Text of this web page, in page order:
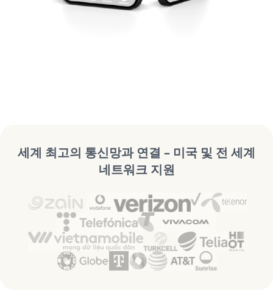
세계 최고의 통신망과 연결 – 미국 및 전 세계
네트워크 지원